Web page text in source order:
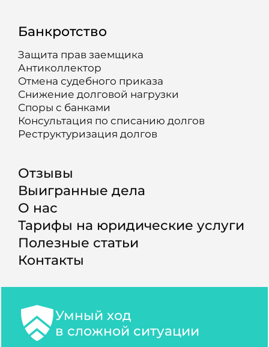
Банкротство
Защита прав заемщика
Антиколлектор
Отмена судебного приказа
Снижение долговой нагрузки
Споры с банками
Консультация по списанию долгов
Реструктуризация долгов
Отзывы
Выигранные дела
О нас
Тарифы на юридические услуги
Полезные статьи
Контакты
Умный ход
в сложной ситуации